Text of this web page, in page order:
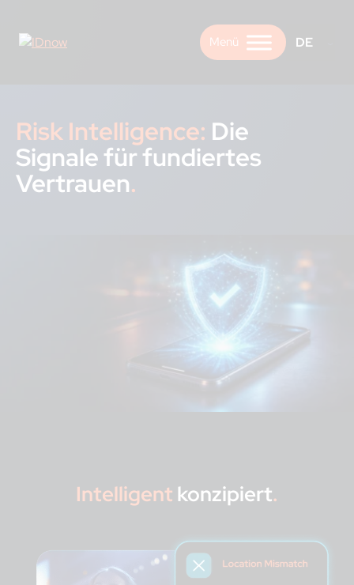
content
DE
Risk Intelligence: Die
Signale für fundiertes
Vertrauen.
Intelligent konzipiert.